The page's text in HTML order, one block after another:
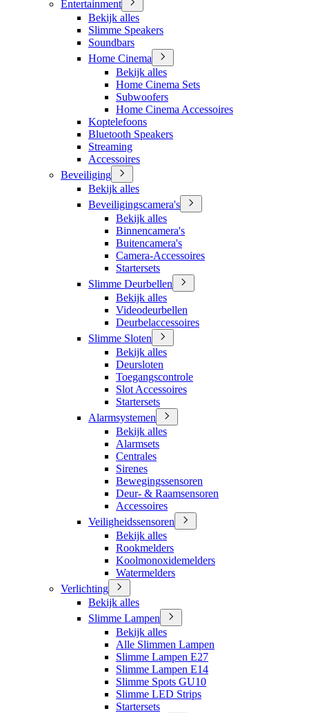
Entertainment
Bekijk alles
Slimme Speakers
Soundbars
Home Cinema
Bekijk alles
Home Cinema Sets
Subwoofers
Home Cinema Accessoires
Koptelefoons
Bluetooth Speakers
Streaming
Accessoires
Beveiliging
Bekijk alles
Beveiligingscamera's
Bekijk alles
Binnencamera's
Buitencamera's
Camera-Accessoires
Startersets
Slimme Deurbellen
Bekijk alles
Videodeurbellen
Deurbelaccessoires
Slimme Sloten
Bekijk alles
Deursloten
Toegangscontrole
Slot Accessoires
Startersets
Alarmsystemen
Bekijk alles
Alarmsets
Centrales
Sirenes
Bewegingssensoren
Deur- & Raamsensoren
Accessoires
Veiligheidssensoren
Bekijk alles
Rookmelders
Koolmonoxidemelders
Watermelders
Verlichting
Bekijk alles
Slimme Lampen
Bekijk alles
Alle Slimmen Lampen
Slimme Lampen E27
Slimme Lampen E14
Slimme Spots GU10
Slimme LED Strips
Startersets